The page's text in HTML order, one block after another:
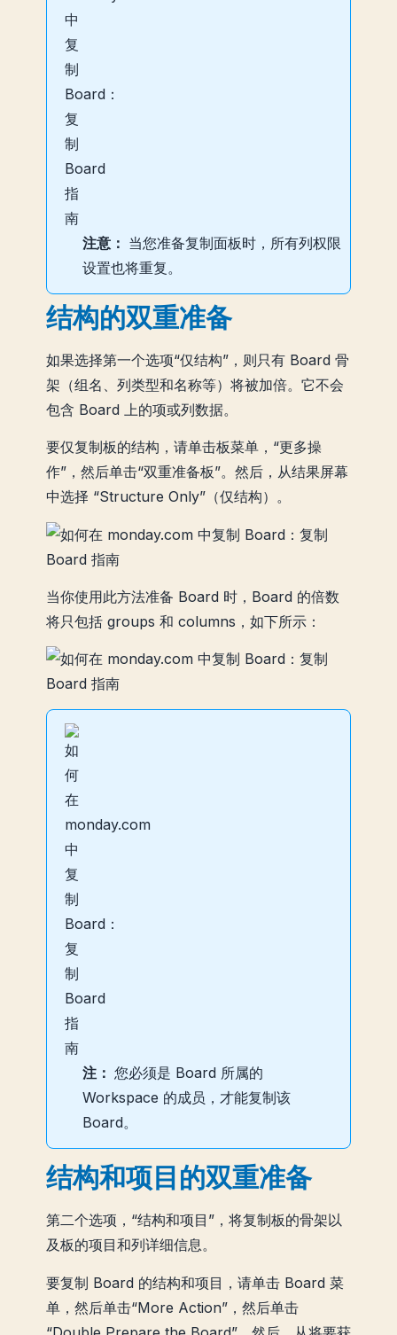
注意： 当您准备复制面板时，所有列权限
设置也将重复。
结构的双重准备
如果选择第一个选项“仅结构”，则只有 Board 骨
架（组名、列类型和名称等）将被加倍。它不会
包含 Board 上的项或列数据。
要仅复制板的结构，请单击板菜单，“更多操
作”，然后单击“双重准备板”。然后，从结果屏幕
中选择 “Structure Only”（仅结构）。
当你使用此方法准备 Board 时，Board 的倍数
将只包括 groups 和 columns，如下所示：
注： 您必须是 Board 所属的
Workspace 的成员，才能复制该
Board。
结构和项目的双重准备
第二个选项，“结构和项目”，将复制板的骨架以
及板的项目和列详细信息。
要复制 Board 的结构和项目，请单击 Board 菜
单，然后单击“More Action”，然后单击